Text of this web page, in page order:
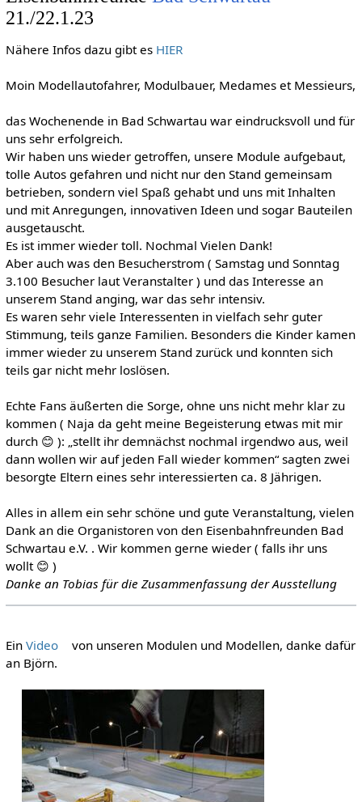
21./22.1.23
Nähere Infos dazu gibt es HIER
Moin Modellautofahrer, Modulbauer, Medames et Messieurs,
das Wochenende in Bad Schwartau war eindrucksvoll und für
uns sehr erfolgreich.
Wir haben uns wieder getroffen, unsere Module aufgebaut,
tolle Autos gefahren und nicht nur den Stand gemeinsam
betrieben, sondern viel Spaß gehabt und uns mit Inhalten
und mit Anregungen, innovativen Ideen und sogar Bauteilen
ausgetauscht.
Es ist immer wieder toll. Nochmal Vielen Dank!
Aber auch was den Besucherstrom ( Samstag und Sonntag
3.100 Besucher laut Veranstalter ) und das Interesse an
unserem Stand anging, war das sehr intensiv.
Es waren sehr viele Interessenten in vielfach sehr guter
Stimmung, teils ganze Familien. Besonders die Kinder kamen
immer wieder zu unserem Stand zurück und konnten sich
teils gar nicht mehr loslösen.
Echte Fans äußerten die Sorge, ohne uns nicht mehr klar zu
kommen ( Naja da geht meine Begeisterung etwas mit mir
durch 😊 ): „stellt ihr demnächst nochmal irgendwo aus, weil
dann wollen wir auf jeden Fall wieder kommen“ sagten zwei
besorgte Eltern eines sehr interessierten ca. 8 Jährigen.
Alles in allem ein sehr schöne und gute Veranstaltung, vielen
Dank an die Organistoren von den Eisenbahnfreunden Bad
Schwartau e.V. . Wir kommen gerne wieder ( falls ihr uns
wollt 😊 )
Danke an Tobias für die Zusammenfassung der Ausstellung
Ein Video
von unseren Modulen und Modellen, danke dafür
an Björn.